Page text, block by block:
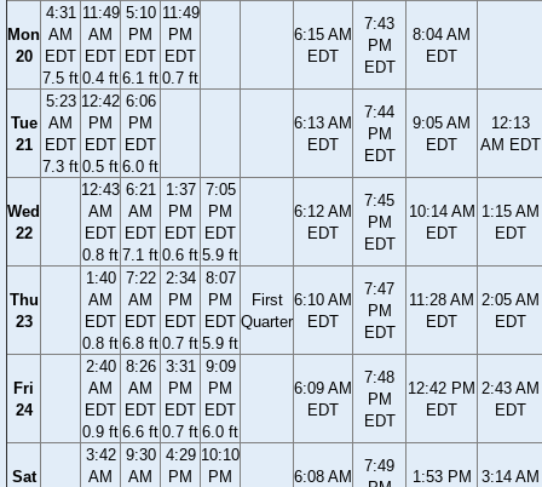
Mon
20
4:31
AM
EDT
7.5 ft
11:49
AM
EDT
0.4 ft
5:10
PM
EDT
6.1 ft
11:49
PM
EDT
0.7 ft
6:15 AM
EDT
7:43
PM
EDT
8:04 AM
EDT
Tue
21
5:23
AM
EDT
7.3 ft
12:42
PM
EDT
0.5 ft
6:06
PM
EDT
6.0 ft
6:13 AM
EDT
7:44
PM
EDT
9:05 AM
EDT
12:13
AM EDT
Wed
22
12:43
AM
EDT
0.8 ft
6:21
AM
EDT
7.1 ft
1:37
PM
EDT
0.6 ft
7:05
PM
EDT
5.9 ft
6:12 AM
EDT
7:45
PM
EDT
10:14 AM
EDT
1:15 AM
EDT
Thu
23
1:40
AM
EDT
0.8 ft
7:22
AM
EDT
6.8 ft
2:34
PM
EDT
0.7 ft
8:07
PM
EDT
5.9 ft
First
Quarter
6:10 AM
EDT
7:47
PM
EDT
11:28 AM
EDT
2:05 AM
EDT
Fri
24
2:40
AM
EDT
0.9 ft
8:26
AM
EDT
6.6 ft
3:31
PM
EDT
0.7 ft
9:09
PM
EDT
6.0 ft
6:09 AM
EDT
7:48
PM
EDT
12:42 PM
EDT
2:43 AM
EDT
Sat
3:42
AM
9:30
AM
4:29
PM
10:10
PM
6:08 AM
7:49
1:53 PM 3:14 AM